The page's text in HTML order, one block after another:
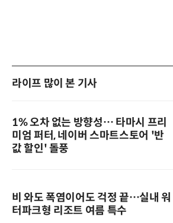
라이프 많이 본 기사
1% 오차 없는 방향성… 타마시 프리
미엄 퍼터, 네이버 스마트스토어 '반
값 할인' 돌풍
비 와도 폭염이어도 걱정 끝…실내 워
터파크형 리조트 여름 특수